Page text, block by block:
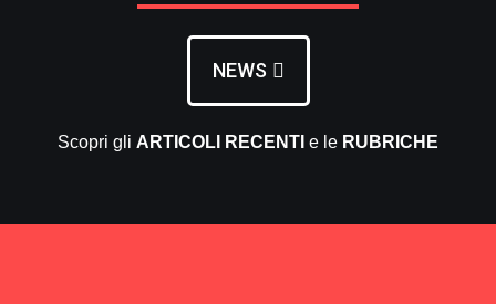
NEWS
Scopri gli ARTICOLI RECENTI e le RUBRICHE